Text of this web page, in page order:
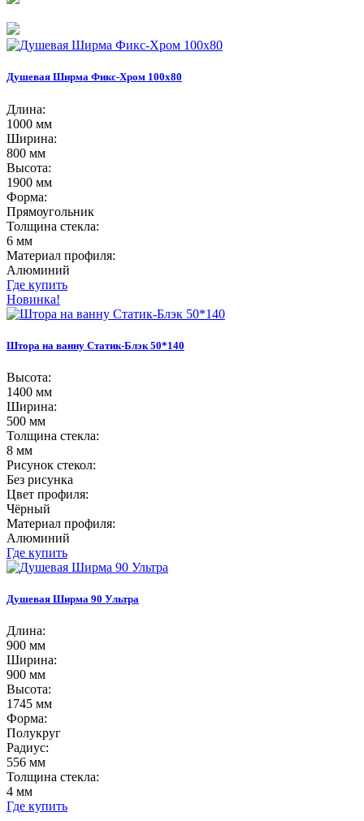
Душевая Ширма Фикс-Хром 100х80
Длина:
1000 мм
Ширина:
800 мм
Высота:
1900 мм
Форма:
Прямоугольник
Толщина стекла:
6 мм
Материал профиля:
Алюминий
Где купить
Новинка!
Штора на ванну Статик-Блэк 50*140
Высота:
1400 мм
Ширина:
500 мм
Толщина стекла:
8 мм
Рисунок стекол:
Без рисунка
Цвет профиля:
Чёрный
Материал профиля:
Алюминий
Где купить
Душевая Ширма 90 Ультра
Длина:
900 мм
Ширина:
900 мм
Высота:
1745 мм
Форма:
Полукруг
Радиус:
556 мм
Толщина стекла:
4 мм
Где купить